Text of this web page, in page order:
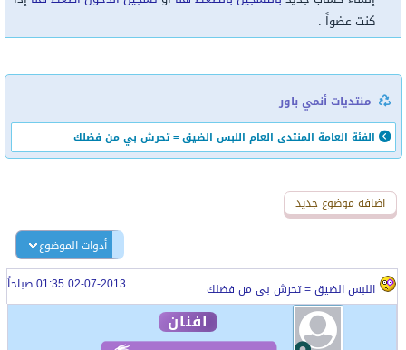
كنت عضواً .
منتديات أنمي باور
الفئة العامة المنتدى العام اللبس الضيق = تحرش بي من فضلك
اضافة رد جديد
اضافة موضوع جديد
أدوات الموضوع
اللبس الضيق = تحرش بي من فضلك 02-07-2013 01:35 صباحاً
افنان